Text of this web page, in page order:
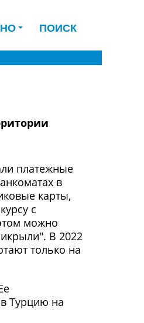
ПОИСК
платежные
в
карты,
с
можно
В 2022
только на
Турцию на